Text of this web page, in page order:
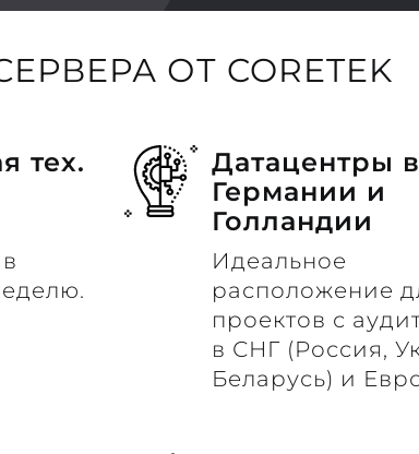
ОТ CORETEK
тех.
Датацентры в
Германии и
Голландии
Идеальное
расположение
проектов с
в СНГ (Россия,
Беларусь) и